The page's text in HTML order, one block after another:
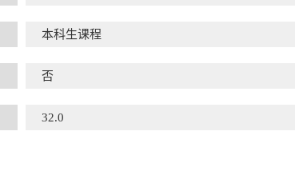
本科生课程
否
32.0